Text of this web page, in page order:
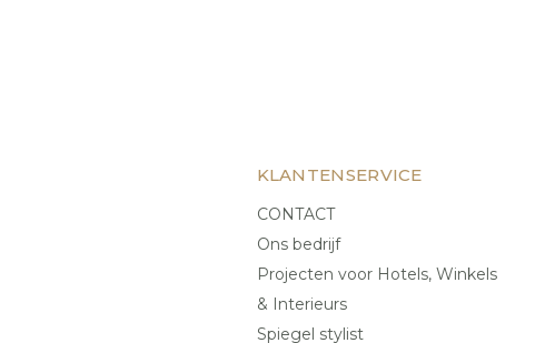
KLANTENSERVICE
CONTACT
Ons bedrijf
Projecten voor Hotels, Winkels
& Interieurs
Spiegel stylist